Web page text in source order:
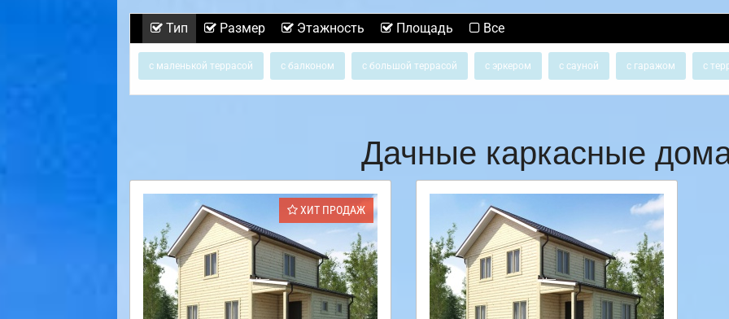
Тип Размер Этажность Площадь Все
с маленькой террасой с балконом с большой террасой с эркером с сауной с гаражом с
Дачные каркасные
ХИТ ПРОДАЖ